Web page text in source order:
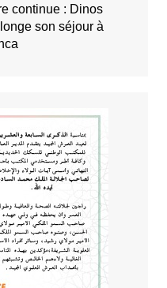
continue : Dinos
son séjour à